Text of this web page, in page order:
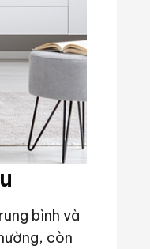
bình và
còn